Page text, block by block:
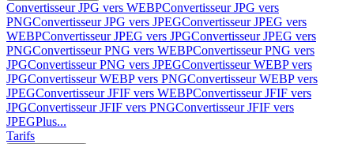
Convertisseur JPG vers WEBPConvertisseur JPG vers
PNGConvertisseur JPG vers JPEGConvertisseur JPEG vers
WEBPConvertisseur JPEG vers JPGConvertisseur JPEG vers
PNGConvertisseur PNG vers WEBPConvertisseur PNG vers
JPGConvertisseur PNG vers JPEGConvertisseur WEBP vers
JPGConvertisseur WEBP vers PNGConvertisseur WEBP vers
JPEGConvertisseur JFIF vers WEBPConvertisseur JFIF vers
JPGConvertisseur JFIF vers PNGConvertisseur JFIF vers
JPEGPlus...
Tarifs